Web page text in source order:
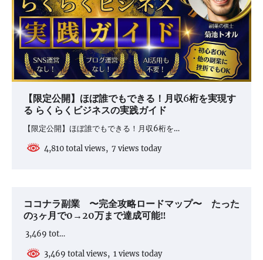
【限定公開】ほぼ誰でもできる！月収6桁を実現す
る らくらくビジネスの実践ガイド
【限定公開】ほぼ誰でもできる！月収6桁を…
4,810 total views, 7 views today
ココナラ副業 〜完全攻略ロードマップ〜 たった
の3ヶ月で0→20万まで達成可能‼︎
3,469 tot…
3,469 total views, 1 views today